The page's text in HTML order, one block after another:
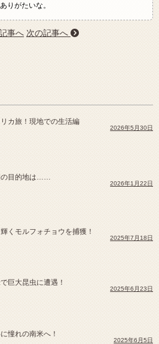
りがたいな。
事へ 次の記事へ
カ旅！現地での生活編
2026年5月30日
の目的地は……
2026年1月22日
くモルフォチョウを捕獲！
2025年7月18日
巨大昆虫に遭遇！
2025年6月23日
憧れの南米へ！
2025年6月5日